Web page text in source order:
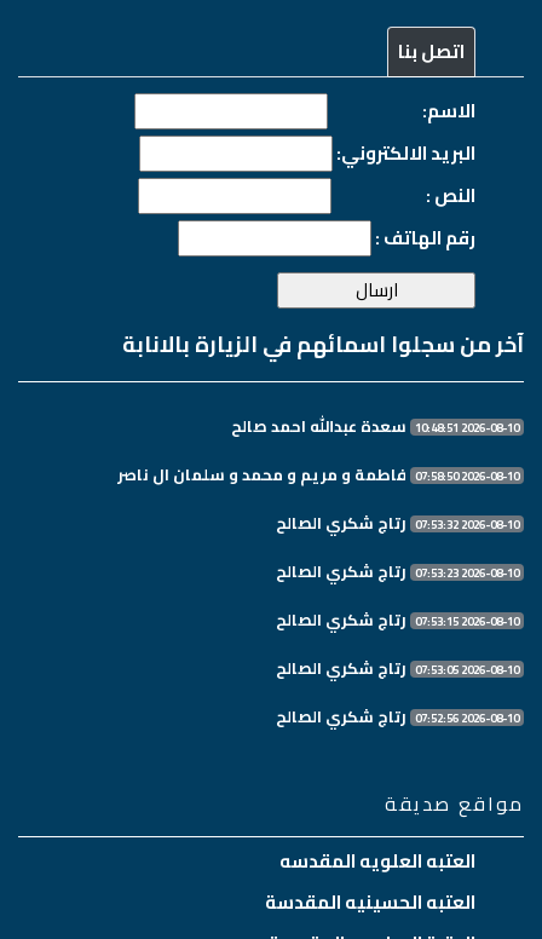
اتصل بنا
الاسم:
البريد الالكتروني:
النص :
رقم الهاتف :
آخر من سجلوا اسمائهم في الزيارة بالانابة
2026-08-10 10:48:51 سعدة عبدالله احمد صالح
2026-08-10 07:58:50 فاطمة و مريم و محمد و سلمان ال ناصر
2026-08-10 07:53:32 رتاج شكري الصالح
2026-08-10 07:53:23 رتاج شكري الصالح
2026-08-10 07:53:15 رتاج شكري الصالح
2026-08-10 07:53:05 رتاج شكري الصالح
2026-08-10 07:52:56 رتاج شكري الصالح
مواقع صديقة
العتبه العلويه المقدسه
العتبه الحسينيه المقدسة